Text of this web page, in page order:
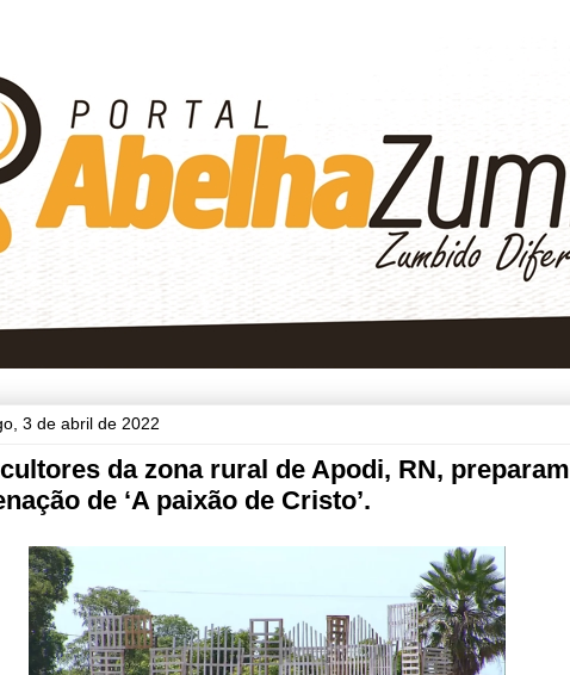
3 de abril de 2022
da zona rural de Apodi, RN, preparam
de ‘A paixão de Cristo’.